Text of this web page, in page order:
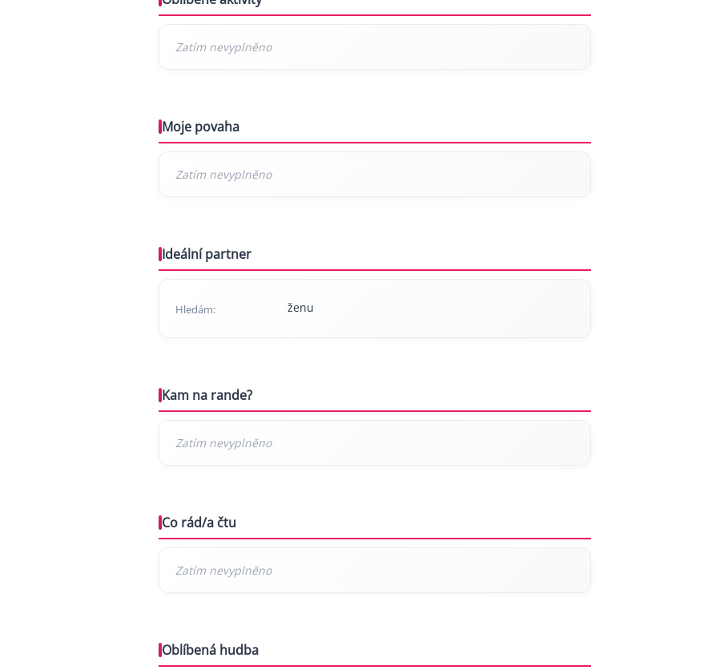
Moje povaha
Ideální partner
Hledám: ženu
Kam na rande?
Co rád/a čtu
Oblíbená hudba